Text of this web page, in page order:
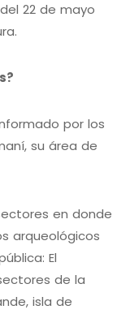
del 22 de mayo
por los
su área de
en donde
arqueológicos
El
de la
isla de